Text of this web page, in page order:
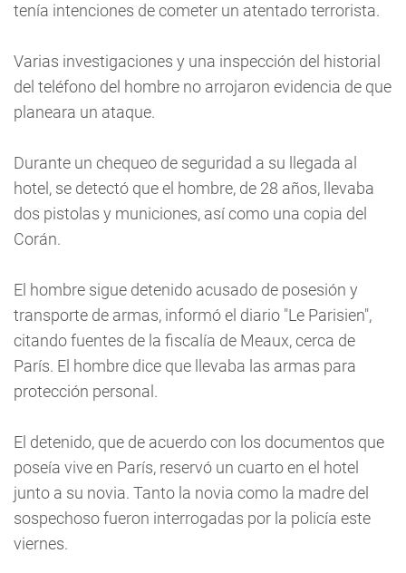
tenía intenciones de cometer un atentado terrorista.
Varias investigaciones y una inspección del historial
del teléfono del hombre no arrojaron evidencia de que
planeara un ataque.
Durante un chequeo de seguridad a su llegada al
hotel, se detectó que el hombre, de 28 años, llevaba
dos pistolas y municiones, así como una copia del
Corán.
El hombre sigue detenido acusado de posesión y
transporte de armas, informó el diario "Le Parisien",
citando fuentes de la fiscalía de Meaux, cerca de
París. El hombre dice que llevaba las armas para
protección personal.
El detenido, que de acuerdo con los documentos que
poseía vive en París, reservó un cuarto en el hotel
junto a su novia. Tanto la novia como la madre del
sospechoso fueron interrogadas por la policía este
viernes.